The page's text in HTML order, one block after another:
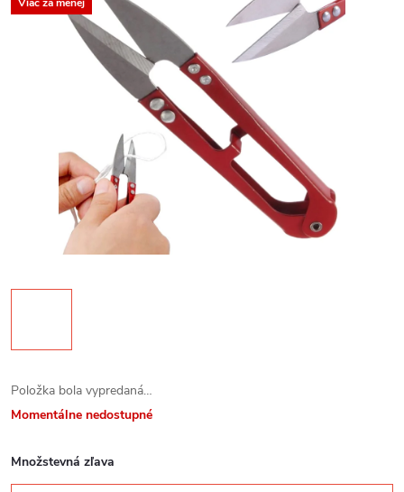
Položka bola vypredaná…
Momentálne nedostupné
Množstevná zľava